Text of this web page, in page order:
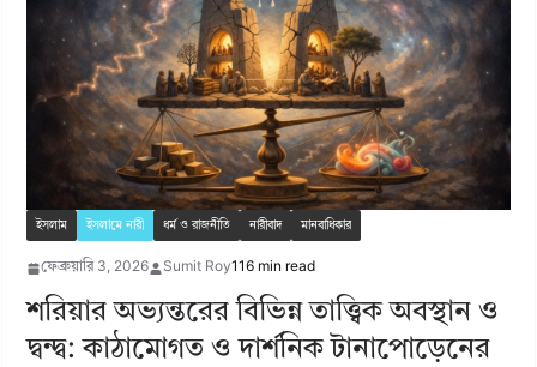
ইসলাম ইসলামে নারী ধর্ম ও রাজনীতি নারীবাদ মানবাধিকার
ফেব্রুয়ারি 3, 2026 Sumit Roy116 min read
শরিয়ার অভ্যন্তরের বিভিন্ন তাত্ত্বিক অবস্থান ও
দ্বন্দ্ব: কাঠামোগত ও দার্শনিক টানাপোড়েনের